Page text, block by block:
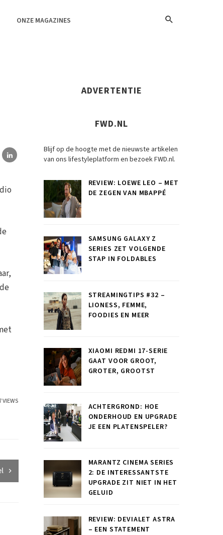
ONZE MAGAZINES
VIEWS
ADVERTENTIE
FWD.NL
Blijf op de hoogte met de nieuwste artikelen
van ons lifestyleplatform en bezoek FWD.nl.
REVIEW: LOEWE LEO – MET
DE ZEGEN VAN MBAPPÉ
SAMSUNG GALAXY Z
SERIES ZET VOLGENDE
STAP IN FOLDABLES
STREAMINGTIPS #32 –
LIONESS, FEMME,
FOODIES EN MEER
XIAOMI REDMI 17-SERIE
GAAT VOOR GROOT,
GROTER, GROOTST
ACHTERGROND: HOE
ONDERHOUD EN UPGRADE
JE EEN PLATENSPELER?
MARANTZ CINEMA SERIES
2: DE INTERESSANTSTE
UPGRADE ZIT NIET IN HET
GELUID
REVIEW: DEVIALET ASTRA
– EEN STATEMENT